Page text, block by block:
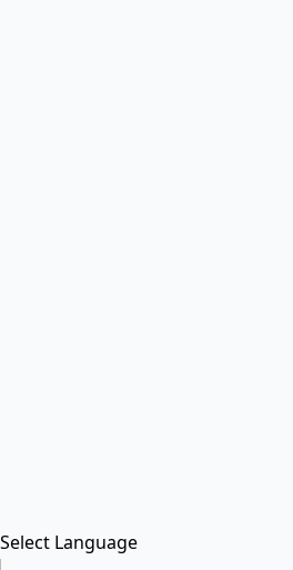
Select Language